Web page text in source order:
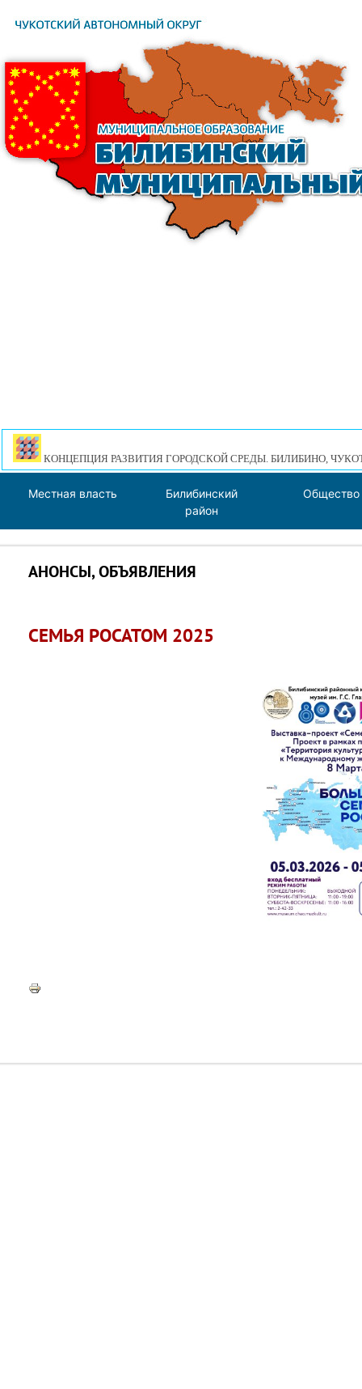
КОНЦЕПЦИЯ РАЗВИТИЯ ГОРОДСКОЙ СРЕДЫ. БИЛИБИНО,
Местная власть
Билибинский
район
Общество
АНОНСЫ, ОБЪЯВЛЕНИЯ
СЕМЬЯ РОСАТОМ 2025